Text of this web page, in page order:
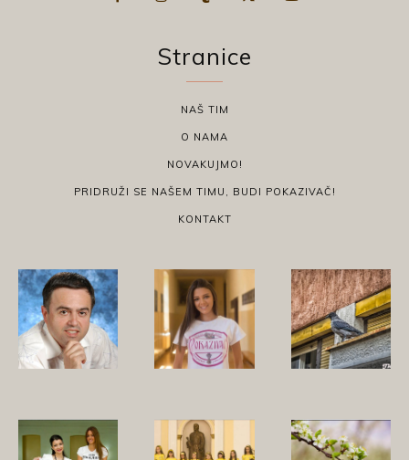
Stranice
NAŠ TIM
O NAMA
NOVAKUJMO!
PRIDRUŽI SE NAŠEM TIMU, BUDI POKAZIVAČ!
KONTAKT